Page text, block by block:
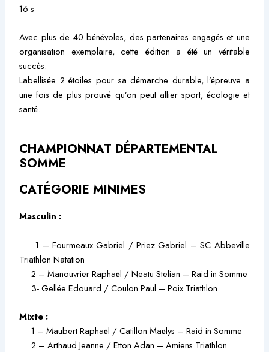
16 s
Avec plus de 40 bénévoles, des partenaires engagés et une
organisation exemplaire, cette édition a été un véritable
succès.
Labellisée 2 étoiles pour sa démarche durable, l’épreuve a
une fois de plus prouvé qu’on peut allier sport, écologie et
santé.
CHAMPIONNAT DÉPARTEMENTAL
SOMME
CATÉGORIE MINIMES
Masculin :
1 – Fourmeaux Gabriel / Priez Gabriel – SC Abbeville
Triathlon Natation
2 – Manouvrier Raphaël / Neatu Stelian – Raid in Somme
3- Gellée Edouard / Coulon Paul – Poix Triathlon
Mixte :
1 – Maubert Raphaël / Catillon Maëlys – Raid in Somme
2 – Arthaud Jeanne / Etton Adan – Amiens Triathlon